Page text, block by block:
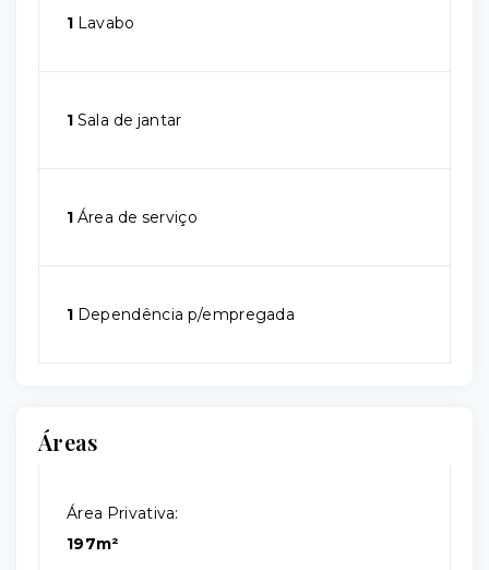
1 Lavabo
1 Sala de jantar
1 Área de serviço
1 Dependência p/empregada
Áreas
Área Privativa:
197m²